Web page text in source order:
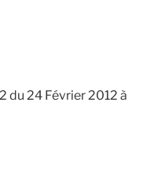
du 24 Février 2012 à